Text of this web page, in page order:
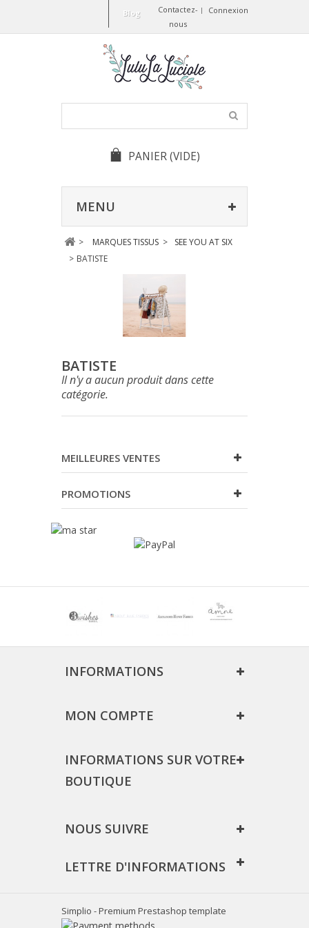
Connexion
Contactez-
nous
Blog
PANIER(VIDE)
MENU
> MARQUES TISSUS >
SEE YOU AT SIX
> BATISTE
BATISTE
Il n'y a aucun produit dans cette
catégorie.
MEILLEURES VENTES
PROMOTIONS
INFORMATIONS
MON COMPTE
INFORMATIONS SUR VOTRE
BOUTIQUE
NOUS SUIVRE
LETTRE D'INFORMATIONS
Simplio - Premium Prestashop template